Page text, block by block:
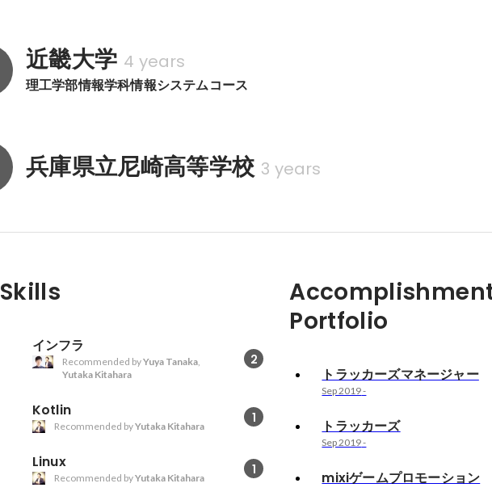
近畿大学 4 years
理工学部情報学科情報システムコース
兵庫県立尼崎高等学校 3 years
Skills
インフラ
2
Recommended byYuya Tanaka,
Yutaka Kitahara
Kotlin 1
Recommended byYutaka Kitahara
Linux 1
Recommended byYutaka Kitahara
Portfolio
トラッカーズマネージャー
Sep 2019-
トラッカーズ
Sep 2019-
mixiゲームプロモーション